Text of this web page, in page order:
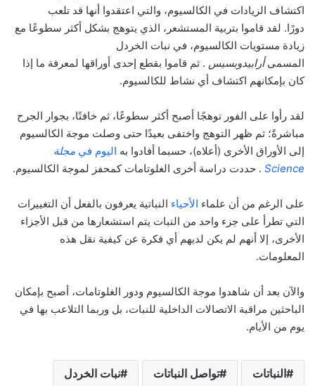
اكتشاف الزيادات في الكالسيوم، والتي اعتقدوا أنها قد تلعب
دورًا. لقد قاموا بتربية المستشعر، الذي يتوهج بشكل أكثر سطوعًا مع
زيادة مستويات الكالسيوم، في نبات الخردل
المسمىأرابيدوبسيس . ثم قاموا بقطع إحدى أوراقها لمعرفة ما إذا
كان بإمكانهم اكتشاف أي نشاط للكالسيوم.
لقد رأوا على الفور توهجًا أصبح أكثر سطوعًا، ثم خافتًا، بجوار الجرح
مباشرةً؛ ثم ظهر التوهج واختفى بعيدًا حتى وصلت موجة الكالسيوم
إلى الأوراق الأخرى (أعلاه)، حسبما أفادوا به اليوم في مجلة
Science . حددت دراسة أخرى الغلوتامات كمحفز لموجة الكالسيوم.
على الرغم من أن علماء الأحياء النباتية يعرفون بالفعل أن التغييرات
التي تطرأ على جزء واحد من النبات يتم استشعارها من قبل الأجزاء
الأخرى، إلا أنهم لم يكن لديهم أي فكرة عن كيفية نقل هذه
المعلومات.
والآن بعد أن شاهدوا موجة الكالسيوم ودور الغلوتامات، أصبح بإمكان
الباحثين مراقبة الاتصالات الداخلية للنبات، بل وربما التلاعب بها في
يوم من الأيام.
النباتات تواصل النباتات نبات الخردل